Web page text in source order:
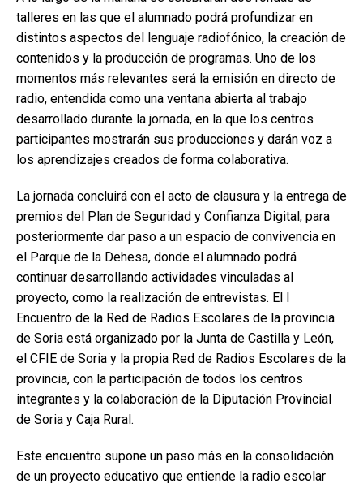
talleres en las que el alumnado podrá profundizar en
distintos aspectos del lenguaje radiofónico, la creación de
contenidos y la producción de programas. Uno de los
momentos más relevantes será la emisión en directo de
radio, entendida como una ventana abierta al trabajo
desarrollado durante la jornada, en la que los centros
participantes mostrarán sus producciones y darán voz a
los aprendizajes creados de forma colaborativa.
La jornada concluirá con el acto de clausura y la entrega de
premios del Plan de Seguridad y Confianza Digital, para
posteriormente dar paso a un espacio de convivencia en
el Parque de la Dehesa, donde el alumnado podrá
continuar desarrollando actividades vinculadas al
proyecto, como la realización de entrevistas. El I
Encuentro de la Red de Radios Escolares de la provincia
de Soria está organizado por la Junta de Castilla y León,
el CFIE de Soria y la propia Red de Radios Escolares de la
provincia, con la participación de todos los centros
integrantes y la colaboración de la Diputación Provincial
de Soria y Caja Rural.
Este encuentro supone un paso más en la consolidación
de un proyecto educativo que entiende la radio escolar